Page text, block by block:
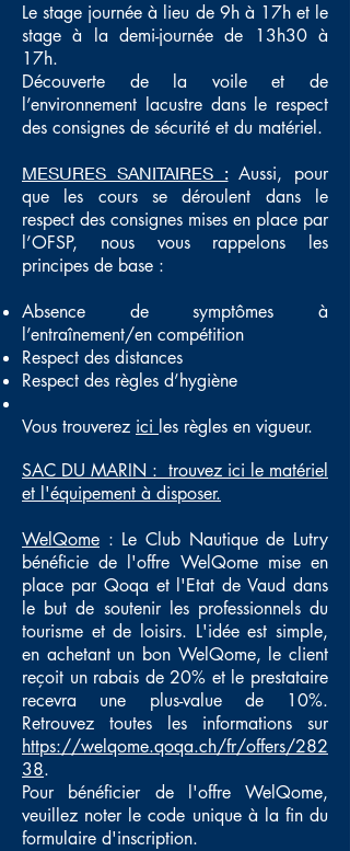
Le stage journée à lieu de 9h à 17h et le
stage à la demi-journée de 13h30 à
17h.
Découverte de la voile et de
l’environnement lacustre dans le respect
des consignes de sécurité et du matériel.
MESURES SANITAIRES : Aussi, pour
que les cours se déroulent dans le
respect des consignes mises en place par
l’OFSP, nous vous rappelons les
principes de base :
Absence de symptômes à
l’entraînement/en compétition
Respect des distances
Respect des règles d’hygiène
Vous trouverez ici les règles en vigueur.
SAC DU MARIN : trouvez ici le matériel
et l'équipement à disposer.
WelQome : Le Club Nautique de Lutry
bénéficie de l'offre WelQome mise en
place par Qoqa et l'Etat de Vaud dans
le but de soutenir les professionnels du
tourisme et de loisirs. L'idée est simple,
en achetant un bon WelQome, le client
reçoit un rabais de 20% et le prestataire
recevra une plus-value de 10%.
Retrouvez toutes les informations sur
https://welqome.qoqa.ch/fr/offers/282
38.
Pour bénéficier de l'offre WelQome,
veuillez noter le code unique à la fin du
formulaire d'inscription.